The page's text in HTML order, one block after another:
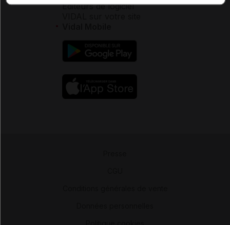
Éditeurs de logiciel